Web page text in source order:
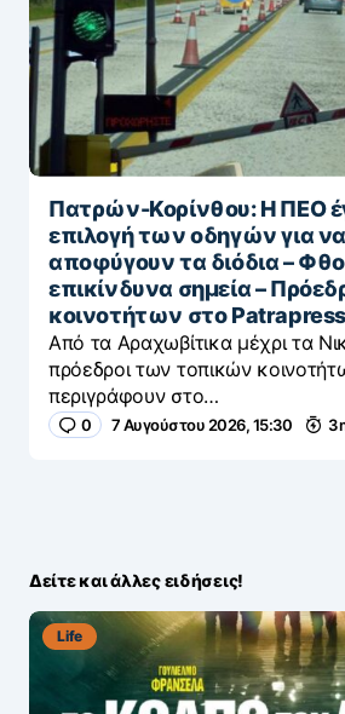
Πατρών-Κορίνθου: Η ΠΕΟ
επιλογή των οδηγών για να
αποφύγουν τα διόδια –
επικίνδυνα σημεία –
κοινοτήτων στο Patrapress
Από τα Αραχωβίτικα μέχρι τα
πρόεδροι των τοπικών
περιγράφουν στο…
0 7 Αυγούστου 2026, 15:30 3
Δείτε και άλλες ειδήσεις!
Life